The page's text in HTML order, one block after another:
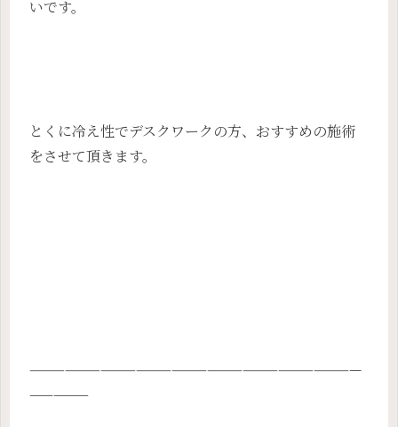
いです。
とくに冷え性でデスクワークの方、おすすめの施術
をさせて頂きます。
————————————————————————————
—————